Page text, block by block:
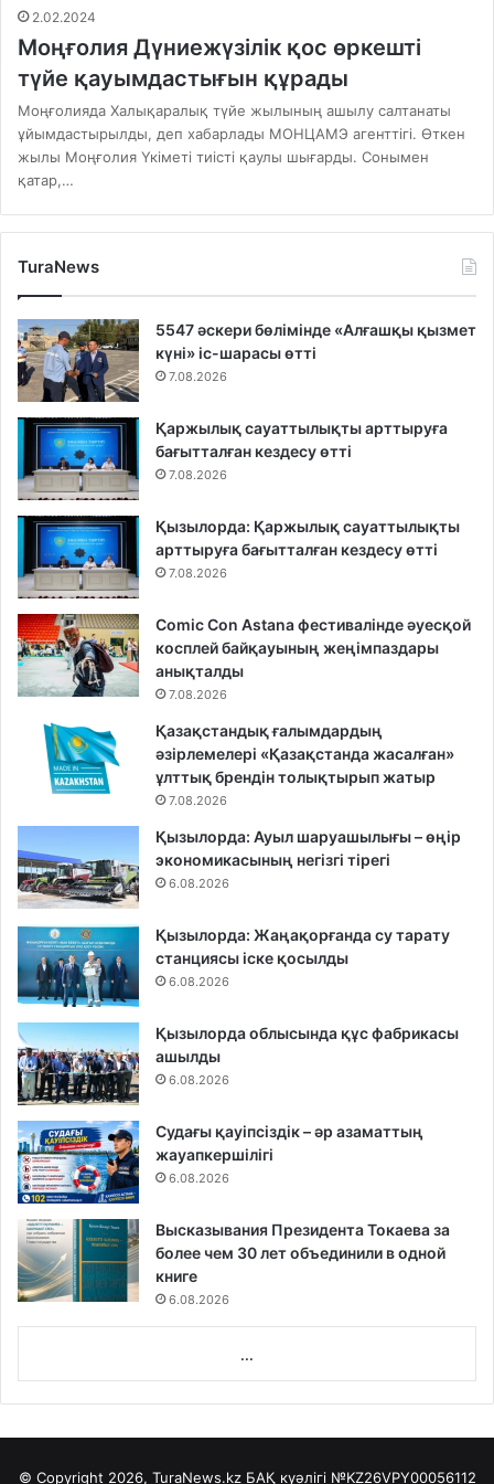
2.02.2024
Моңғолия Дүниежүзілік қос өркешті
түйе қауымдастығын құрады
Моңғолияда Халықаралық түйе жылының ашылу салтанаты
ұйымдастырылды, деп хабарлады МОНЦАМЭ агенттігі. Өткен
жылы Моңғолия Үкіметі тиісті қаулы шығарды. Сонымен
қатар,…
TuraNews
5547 әскери бөлімінде «Алғашқы қызмет
күні» іс-шарасы өтті
7.08.2026
Қаржылық сауаттылықты арттыруға
бағытталған кездесу өтті
7.08.2026
Қызылорда: Қаржылық сауаттылықты
арттыруға бағытталған кездесу өтті
7.08.2026
Comic Con Astana фестивалінде әуесқой
косплей байқауының жеңімпаздары
анықталды
7.08.2026
Қазақстандық ғалымдардың
әзірлемелері «Қазақстанда жасалған»
ұлттық брендін толықтырып жатыр
7.08.2026
Қызылорда: Ауыл шаруашылығы – өңір
экономикасының негізгі тірегі
6.08.2026
Қызылорда: Жаңақорғанда су тарату
станциясы іске қосылды
6.08.2026
Қызылорда облысында құс фабрикасы
ашылды
6.08.2026
Судағы қауіпсіздік – әр азаматтың
жауапкершілігі
6.08.2026
Высказывания Президента Токаева за
более чем 30 лет объединили в одной
книге
6.08.2026
...
© Copyright 2026, TuraNews.kz БАҚ куәлігі №KZ26VPY00056112